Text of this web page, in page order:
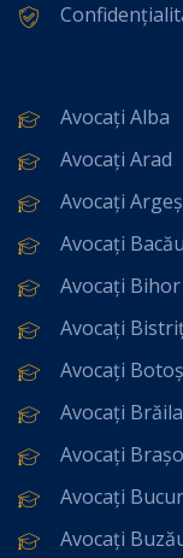
Avocați Alba
Avocați Arad
Avocați Argeș
Avocați Bacău
Avocați Bihor
Avocați
Avocați
Avocați Brăila
Avocați
Avocați
Avocați